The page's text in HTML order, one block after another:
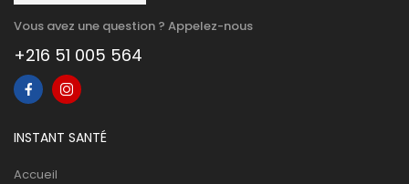
Vous avez une question ? Appelez-nous
+216 51 005 564
INSTANT SANTÉ
Accueil